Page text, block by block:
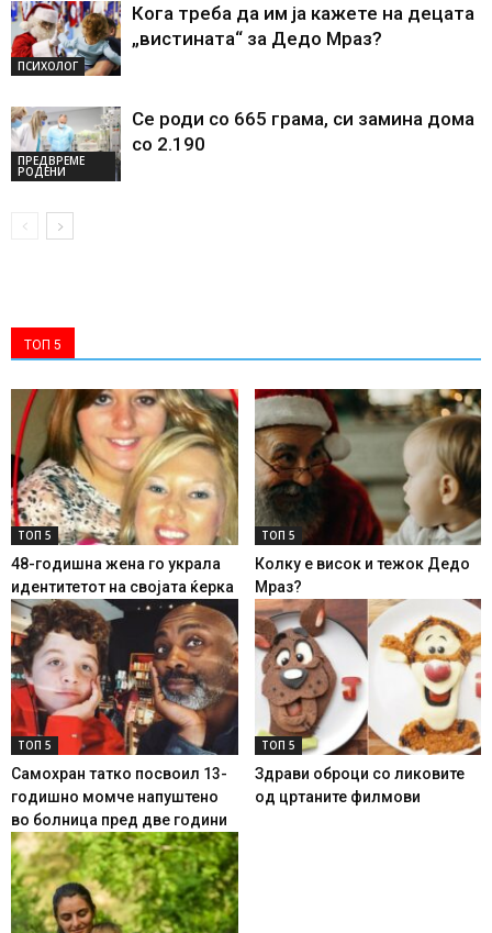
ПСИХОЛОГ
Кога треба да им ја кажете на децата
„вистината“ за Дедо Мраз?
ПРЕДВРЕМЕ
РОДЕНИ
Се роди со 665 грама, си замина дома
со 2.190
ТОП 5
ТОП 5
48-годишна жена го украла
идентитетот на својата ќерка
ТОП 5
Колку е висок и тежок Дедо
Мраз?
ТОП 5
Самохран татко посвоил 13-
годишно момче напуштено
во болница пред две години
ТОП 5
Здрави оброци со ликовите
од цртаните филмови